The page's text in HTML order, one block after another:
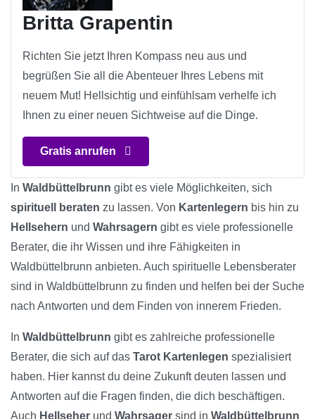
Britta Grapentin
Richten Sie jetzt Ihren Kompass neu aus und
begrüßen Sie all die Abenteuer Ihres Lebens mit
neuem Mut! Hellsichtig und einfühlsam verhelfe ich
Ihnen zu einer neuen Sichtweise auf die Dinge.
Gratis anrufen
In Waldbüttelbrunn gibt es viele Möglichkeiten, sich
spirituell beraten zu lassen. Von Kartenlegern bis hin zu
Hellsehern und Wahrsagern gibt es viele professionelle
Berater, die ihr Wissen und ihre Fähigkeiten in
Waldbüttelbrunn anbieten. Auch spirituelle Lebensberater
sind in Waldbüttelbrunn zu finden und helfen bei der Suche
nach Antworten und dem Finden von innerem Frieden.
In Waldbüttelbrunn gibt es zahlreiche professionelle
Berater, die sich auf das Tarot Kartenlegen spezialisiert
haben. Hier kannst du deine Zukunft deuten lassen und
Antworten auf die Fragen finden, die dich beschäftigen.
Auch Hellseher und Wahrsager sind in Waldbüttelbrunn